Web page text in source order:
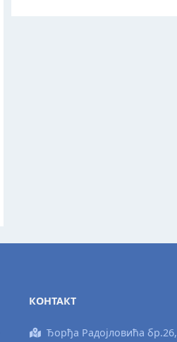
КОНТАКТ
Ђорђа Радојловића бр.26,